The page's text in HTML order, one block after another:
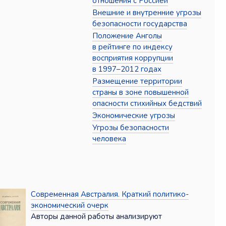
Внешние и внутренние угрозы
безопасности государства
Положение Анголы
в рейтинге по индексу
восприятия коррупции
в 1997–2012 годах
Размещение территории
страны в зоне повышенной
опасности стихийных бедствий
Экономические угрозы
Угрозы безопасности
человека
Современная Австралия. Краткий политико-
экономический очерк
Авторы данной работы анализируют